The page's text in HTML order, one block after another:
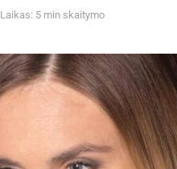
Laikas: 5 min skaitymo